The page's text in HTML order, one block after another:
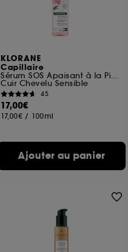
KLORANE
Capillaire
Sérum SOS Apaisant à la Pivoine BIO
Cuir Chevelu Sensible
45
17,00€
17,00€ / 100ml
Ajouter au panier